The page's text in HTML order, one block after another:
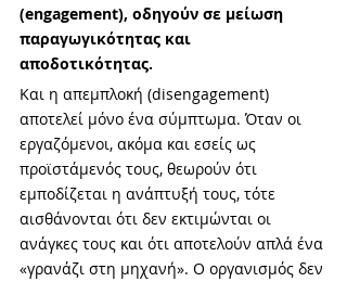
(engagement), οδηγούν σε μείωση
παραγωγικότητας και
αποδοτικότητας.
Και η απεμπλοκή (disengagement)
αποτελεί μόνο ένα σύμπτωμα. Όταν οι
εργαζόμενοι, ακόμα και εσείς ως
προϊστάμενός τους, θεωρούν ότι
εμποδίζεται η ανάπτυξή τους, τότε
αισθάνονται ότι δεν εκτιμώνται οι
ανάγκες τους και ότι αποτελούν απλά ένα
«γρανάζι στη μηχανή». Ο οργανισμός δεν